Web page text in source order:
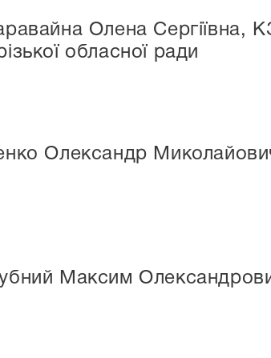
Олена Сергіївна,
обласної ради
Олександр
Максим